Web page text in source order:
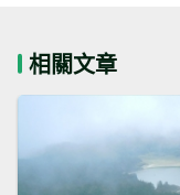
相關文章